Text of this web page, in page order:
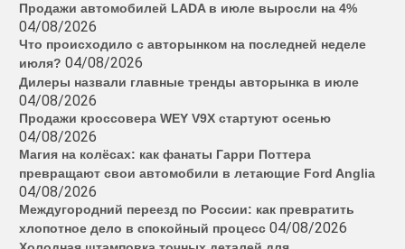
Продажи автомобилей LADA в июле выросли на 4%
04/08/2026
Что происходило с авторынком на последней неделе
июля? 04/08/2026
Дилеры назвали главные тренды авторынка в июле
04/08/2026
Продажи кроссовера WEY V9X стартуют осенью
04/08/2026
Магия на колёсах: как фанаты Гарри Поттера
превращают свои автомобили в летающие Ford Anglia
04/08/2026
Междугородний переезд по России: как превратить
хлопотное дело в спокойный процесс 04/08/2026